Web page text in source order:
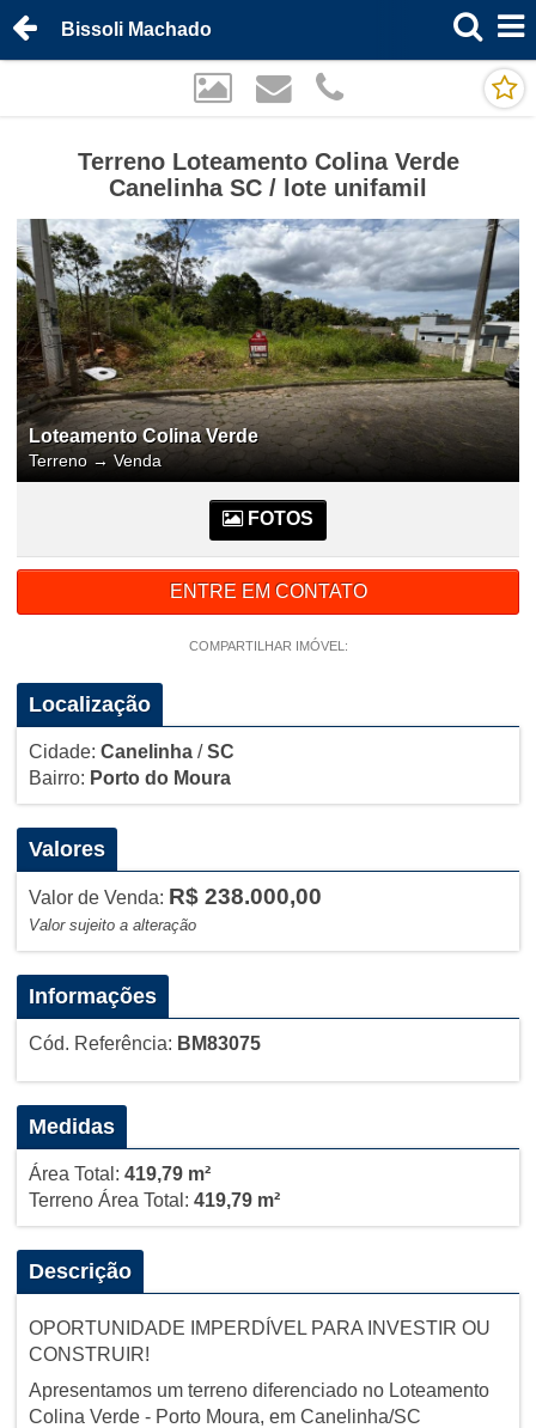
Bissoli Machado
Terreno Loteamento Colina Verde
Canelinha SC / lote unifamil
Loteamento Colina Verde
Terreno→ Venda
FOTOS
ENTRE EM CONTATO
COMPARTILHAR IMÓVEL:
Localização
Cidade: Canelinha/SC
Bairro: Porto do Moura
Valores
Valor de Venda: R$ 238.000,00
Valor sujeito a alteração
Informações
Cód. Referência: BM83075
Medidas
Área Total: 419,79 m²
Terreno Área Total: 419,79 m²
Descrição
OPORTUNIDADE IMPERDÍVEL PARA INVESTIR OU
CONSTRUIR!
Apresentamos um terreno diferenciado no Loteamento
Colina Verde - Porto Moura, em Canelinha/SC